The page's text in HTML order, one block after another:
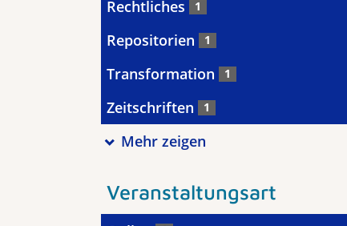
Rechtliches 1
Repositorien 1
Transformation 1
Zeitschriften 1
Mehr zeigen
Veranstaltungsart